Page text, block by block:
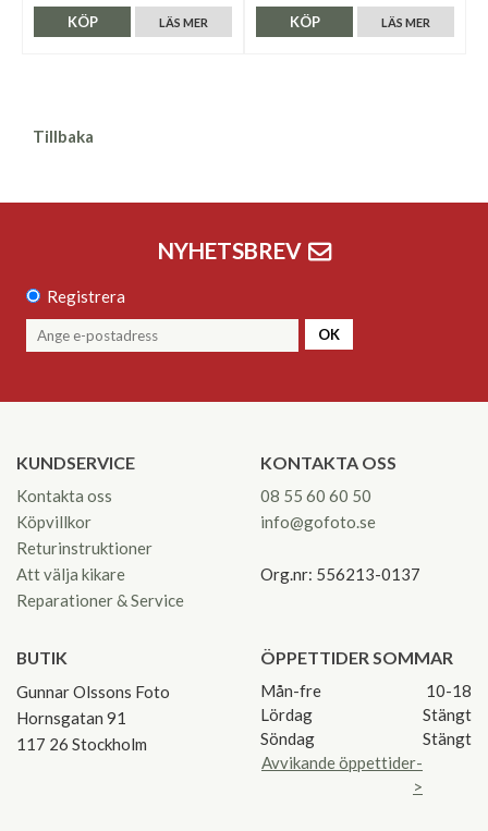
LÄS MER
KÖP LÄS MER
KÖP
Tillbaka
NYHETSBREV
Registrera
OK
KUNDSERVICE
Kontakta oss
Köpvillkor
Returinstruktioner
Att välja kikare
Reparationer & Service
KONTAKTA OSS
08 55 60 60 50
info@gofoto.se
Org.nr: 556213-0137
BUTIK
Gunnar Olssons Foto
Hornsgatan 91
117 26 Stockholm
ÖPPETTIDER SOMMAR
Mån-fre
10-18
Lördag
Stängt
Söndag
Stängt
Avvikande öppettider-
>